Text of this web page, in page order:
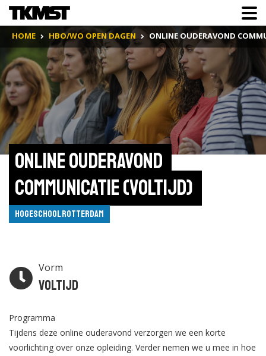
HOME HBO/WO OPEN DAGEN ONLINE OUDERAVOND
Online ouderavond
Communicatie (voltijd)
Hogeschool Rotterdam
Vorm
Voltijd
Programma
Tijdens deze online ouderavond verzorgen we een korte
voorlichting over onze opleiding. Verder nemen we u mee in hoe